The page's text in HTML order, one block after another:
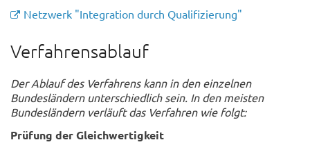
Netzwerk "Integration durch Qualifizierung"
Verfahrensablauf
Der Ablauf des Verfahrens kann in den einzelnen
Bundesländern unterschiedlich sein. In den meisten
Bundesländern verläuft das Verfahren wie folgt:
Prüfung der Gleichwertigkeit